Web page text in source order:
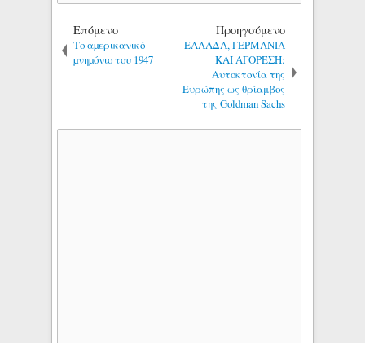
Επόμενο
Το αµερικανικό
µνηµόνιο του 1947
Προηγούμενο
ΕΛΛΑΔΑ, ΓΕΡΜΑΝΙΑ
ΚΑΙ ΑΓΟΡΕΣH:
Αυτοκτονία της
Ευρώπης ως θρίαμβος
της Goldman Sachs